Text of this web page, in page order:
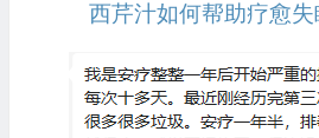
西芹汁如何帮助疗愈